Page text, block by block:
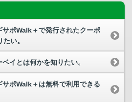
サポWalk＋で発行されたクーポ
い。
イとは何かを知りたい。
サポWalk＋は無料で利用できる